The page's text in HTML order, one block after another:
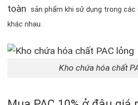
toàn sản phẩm khi sử dụng trong các
khác nhau.
Kho chứa hóa chất